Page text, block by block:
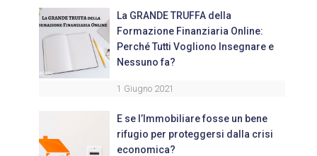
La GRANDE TRUFFA della
Formazione Finanziaria Online:
Perché Tutti Vogliono Insegnare e
Nessuno fa?
1 Giugno 2021
E se l’Immobiliare fosse un bene
rifugio per proteggersi dalla crisi
economica?